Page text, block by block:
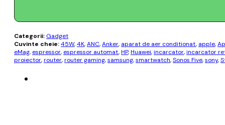
Categorii: Gadget
Cuvinte cheie:45W,4K,ANC,Anker, aparat de aer conditionat, apple,
eMag, espressor, espressor automat,HP,Huawei,incarcator,incarcator
proiector,router,router gaming,samsung,smartwatch,Sonos Five,sony,